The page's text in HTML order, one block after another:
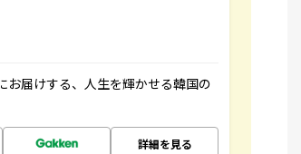
届けする、人生を輝かせる韓国の
詳細を見る